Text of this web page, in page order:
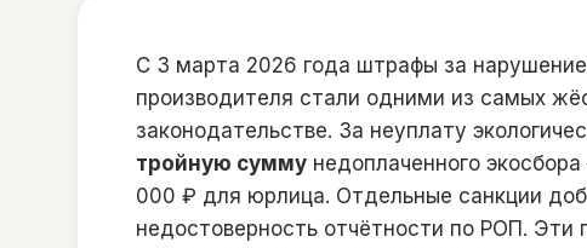
С 3 марта 2026 года штрафы за
производителя стали одними из самых
законодательстве. За неуплату
тройную сумму недоплаченного
000 ₽ для юрлица. Отдельные санкции
недостоверность отчётности по РОП.